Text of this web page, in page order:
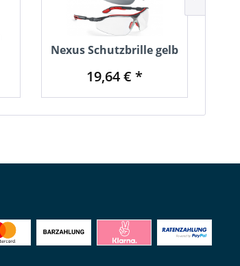
Nexus Schutzbrille gelb
19,64 € *